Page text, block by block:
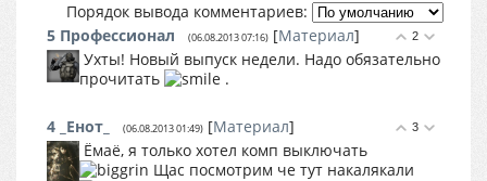
Порядок вывода комментариев:
2
5 Профессионал (06.08.2013 07:16) [Материал]
Ухты! Новый выпуск недели. Надо обязательно
прочитать
.
3
4 _Енот_ (06.08.2013 01:49) [Материал]
Ёмаё, я только хотел комп выключать
Щас посмотрим че тут накалякали